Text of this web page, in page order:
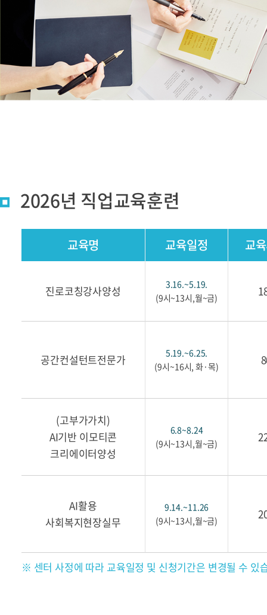
2026년 직업교육훈련
교육명 교육일정 교
진로코칭강사양성
3.16.~5.19.
(9시~13시,월~금)
공간컨설턴트전문가
5.19.~6.25.
(9시~16시, 화·목)
(고부가가치)
AI기반 이모티콘
크리에이터양성
6.8~8.24
(9시~13시,월~금)
AI활용
사회복지현장실무
9.14.~11.26
(9시~13시,월~금)
※ 센터 사정에 따라 교육일정 및 신청기간은 변경될 수 있